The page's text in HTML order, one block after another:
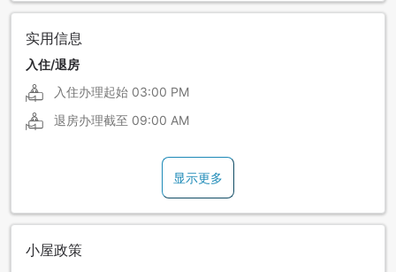
实用信息
入住/退房
入住办理起始 03:00 PM
退房办理截至 09:00 AM
显示更多
小屋政策